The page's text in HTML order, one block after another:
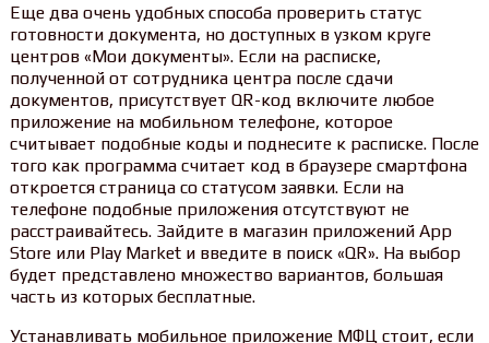
Еще два очень удобных способа проверить статус
готовности документа, но доступных в узком круге
центров «Мои документы». Если на расписке,
полученной от сотрудника центра после сдачи
документов, присутствует QR-код включите любое
приложение на мобильном телефоне, которое
считывает подобные коды и поднесите к расписке. После
того как программа считает код в браузере смартфона
откроется страница со статусом заявки. Если на
телефоне подобные приложения отсутствуют не
расстраивайтесь. Зайдите в магазин приложений App
Store или Play Market и введите в поиск «QR». На выбор
будет представлено множество вариантов, большая
часть из которых бесплатные.
Устанавливать мобильное приложение МФЦ стоит, если